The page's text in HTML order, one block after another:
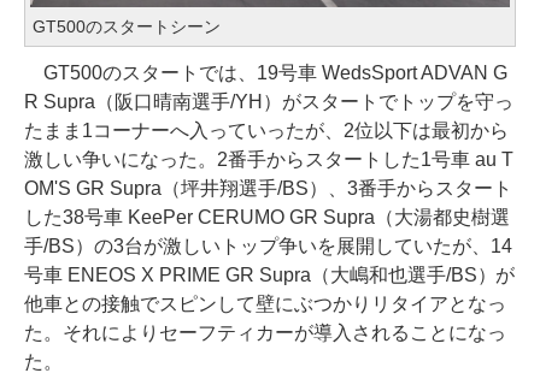
GT500のスタートシーン
GT500のスタートでは、19号車 WedsSport ADVAN G
R Supra（阪口晴南選手/YH）がスタートでトップを守っ
たまま1コーナーへ入っていったが、2位以下は最初から
激しい争いになった。2番手からスタートした1号車 au T
OM'S GR Supra（坪井翔選手/BS）、3番手からスタート
した38号車 KeePer CERUMO GR Supra（大湯都史樹選
手/BS）の3台が激しいトップ争いを展開していたが、14
号車 ENEOS X PRIME GR Supra（大嶋和也選手/BS）が
他車との接触でスピンして壁にぶつかりリタイアとなっ
た。それによりセーフティカーが導入されることになっ
た。